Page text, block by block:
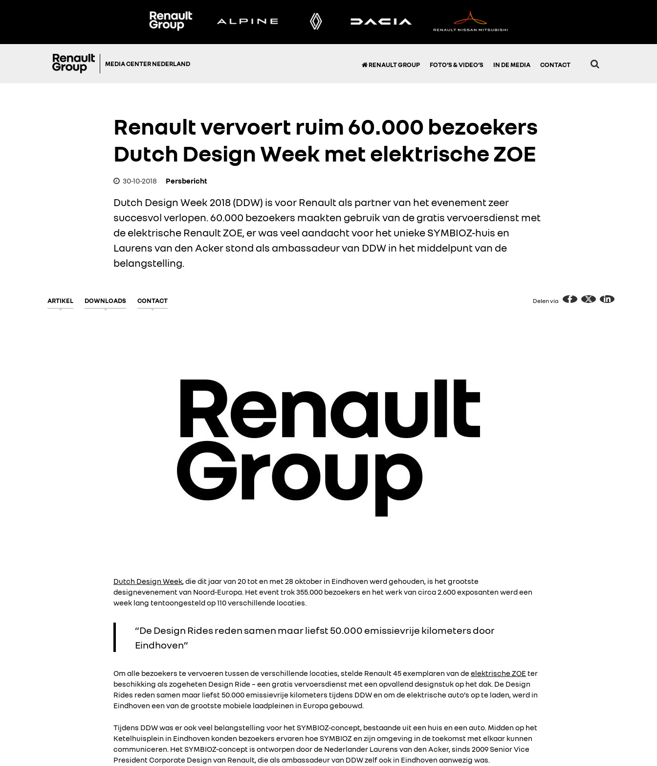
MEDIA CENTER NEDERLAND RENAULT GROUP FOTO’S & VIDEO’S IN DE MEDIA CONTACT
Renault vervoert ruim 60.000 bezoekers
Dutch Design Week met elektrische ZOE
30-10-2018 Persbericht
Dutch Design Week 2018 (DDW) is voor Renault als partner van het evenement zeer
succesvol verlopen. 60.000 bezoekers maakten gebruik van de gratis vervoersdienst met
de elektrische Renault ZOE, er was veel aandacht voor het unieke SYMBIOZ-huis en
Laurens van den Acker stond als ambassadeur van DDW in het middelpunt van de
belangstelling.
ARTIKEL DOWNLOADS CONTACT Delen via
Dutch Design Week, die dit jaar van 20 tot en met 28 oktober in Eindhoven werd gehouden, is het grootste
designevenement van Noord-Europa. Het event trok 355.000 bezoekers en het werk van circa 2.600 exposanten werd een
week lang tentoongesteld op 110 verschillende locaties.
“De Design Rides reden samen maar liefst 50.000 emissievrije kilometers door
Eindhoven”
Om alle bezoekers te vervoeren tussen de verschillende locaties, stelde Renault 45 exemplaren van deelektrische ZOE ter
beschikking als zogeheten Design Ride – een gratis vervoersdienst met een opvallend designstuk op het dak. De Design
Rides reden samen maar liefst 50.000 emissievrije kilometers tijdens DDW en om de elektrische auto’s op te laden, werd in
Eindhoven een van de grootste mobiele laadpleinen in Europa gebouwd.
Tijdens DDW was er ook veel belangstelling voor het SYMBIOZ-concept, bestaande uit een huis en een auto. Midden op het
Ketelhuisplein in Eindhoven konden bezoekers ervaren hoe SYMBIOZ en zijn omgeving in de toekomst met elkaar kunnen
communiceren. Het SYMBIOZ-concept is ontworpen door de Nederlander Laurens van den Acker, sinds 2009 Senior Vice
President Corporate Design van Renault, die als ambassadeur van DDW zelf ook in Eindhoven aanwezig was.